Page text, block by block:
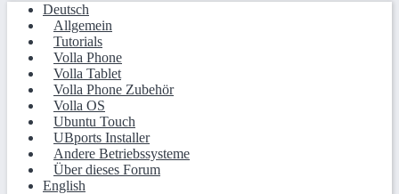
Deutsch
Allgemein
Tutorials
Volla Phone
Volla Tablet
Volla Phone Zubehör
Volla OS
Ubuntu Touch
UBports Installer
Andere Betriebssysteme
Über dieses Forum
English